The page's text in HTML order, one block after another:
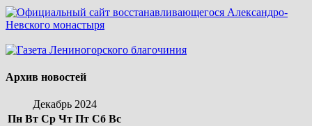
Архив новостей
Декабрь 2024
Пн Вт Ср Чт Пт Сб Вс